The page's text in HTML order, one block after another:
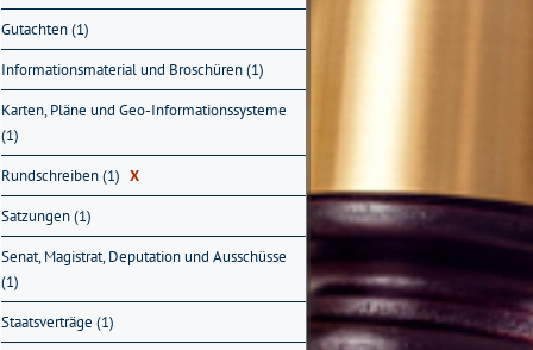
Gutachten (1)
Informationsmaterial und Broschüren (1)
Karten, Pläne und Geo-Informationssysteme
(1)
Rundschreiben (1) X
Satzungen (1)
Senat, Magistrat, Deputation und Ausschüsse
(1)
Staatsverträge (1)